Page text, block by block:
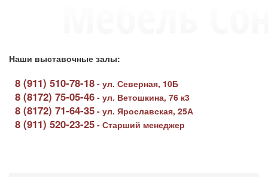
Наши выставочные залы:
8 (911) 510-78-18 - ул. Северная, 10Б
8 (8172) 75-05-46 - ул. Ветошкина, 76 к3
8 (8172) 71-64-35 - ул. Ярославская, 25А
8 (911) 520-23-25 - Старший менеджер